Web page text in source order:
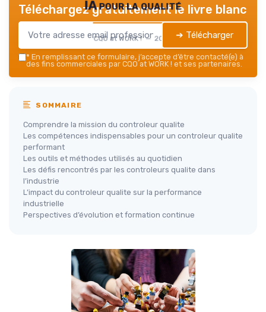
IA pour la qualité
CQO at WORK ! — 2026
Téléchargez gratuitement le livre blanc
➔ Télécharger
* En remplissant ce formulaire, j’accepte d’être contacté(e) à
des fins commerciales par CQO at WORK ! et ses partenaires.
SOMMAIRE
Comprendre la mission du controleur qualite
Les compétences indispensables pour un controleur qualite
performant
Les outils et méthodes utilisés au quotidien
Les défis rencontrés par les controleurs qualite dans
l’industrie
L’impact du controleur qualite sur la performance
industrielle
Perspectives d’évolution et formation continue